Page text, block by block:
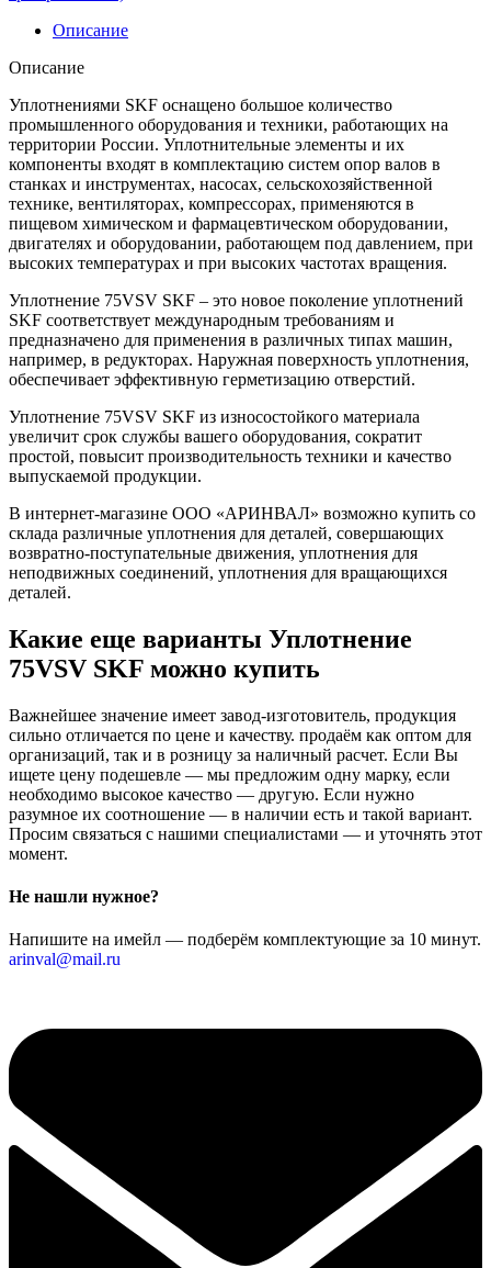
Описание
Описание
Уплотнениями SKF оснащено большое количество
промышленного оборудования и техники, работающих на
территории России. Уплотнительные элементы и их
компоненты входят в комплектацию систем опор валов в
станках и инструментах, насосах, сельскохозяйственной
технике, вентиляторах, компрессорах, применяются в
пищевом химическом и фармацевтическом оборудовании,
двигателях и оборудовании, работающем под давлением, при
высоких температурах и при высоких частотах вращения.
Уплотнение 75VSV SKF – это новое поколение уплотнений
SKF соответствует международным требованиям и
предназначено для применения в различных типах машин,
например, в редукторах. Наружная поверхность уплотнения,
обеспечивает эффективную герметизацию отверстий.
Уплотнение 75VSV SKF из износостойкого материала
увеличит срок службы вашего оборудования, сократит
простой, повысит производительность техники и качество
выпускаемой продукции.
В интернет-магазине ООО «АРИНВАЛ» возможно купить со
склада различные уплотнения для деталей, совершающих
возвратно-поступательные движения, уплотнения для
неподвижных соединений, уплотнения для вращающихся
деталей.
Какие еще варианты Уплотнение
75VSV SKF можно купить
Важнейшее значение имеет завод-изготовитель, продукция
сильно отличается по цене и качеству. продаём как оптом для
организаций, так и в розницу за наличный расчет. Если Вы
ищете цену подешевле — мы предложим одну марку, если
необходимо высокое качество — другую. Если нужно
разумное их соотношение — в наличии есть и такой вариант.
Просим связаться с нашими специалистами — и уточнять этот
момент.
Не нашли нужное?
Напишите на имейл — подберём комплектующие за 10 минут.
arinval@mail.ru